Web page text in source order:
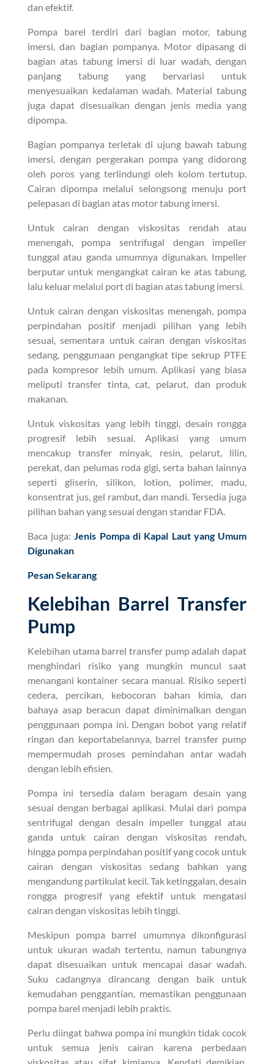
dan efektif.
Pompa barel terdiri dari bagian motor, tabung
imersi, dan bagian pompanya. Motor dipasang di
bagian atas tabung imersi di luar wadah, dengan
panjang tabung yang bervariasi untuk
menyesuaikan kedalaman wadah. Material tabung
juga dapat disesuaikan dengan jenis media yang
dipompa.
Bagian pompanya terletak di ujung bawah tabung
imersi, dengan pergerakan pompa yang didorong
oleh poros yang terlindungi oleh kolom tertutup.
Cairan dipompa melalui selongsong menuju port
pelepasan di bagian atas motor tabung imersi.
Untuk cairan dengan viskositas rendah atau
menengah, pompa sentrifugal dengan impeller
tunggal atau ganda umumnya digunakan. Impeller
berputar untuk mengangkat cairan ke atas tabung,
lalu keluar melalui port di bagian atas tabung imersi.
Untuk cairan dengan viskositas menengah, pompa
perpindahan positif menjadi pilihan yang lebih
sesuai, sementara untuk cairan dengan viskositas
sedang, penggunaan pengangkat tipe sekrup PTFE
pada kompresor lebih umum. Aplikasi yang biasa
meliputi transfer tinta, cat, pelarut, dan produk
makanan.
Untuk viskositas yang lebih tinggi, desain rongga
progresif lebih sesuai. Aplikasi yang umum
mencakup transfer minyak, resin, pelarut, lilin,
perekat, dan pelumas roda gigi, serta bahan lainnya
seperti gliserin, silikon, lotion, polimer, madu,
konsentrat jus, gel rambut, dan mandi. Tersedia juga
pilihan bahan yang sesuai dengan standar FDA.
Baca juga:Jenis Pompa di Kapal Laut yang Umum
Digunakan
Pesan Sekarang
Kelebihan Barrel Transfer
Pump
Kelebihan utama barrel transfer pump adalah dapat
menghindari risiko yang mungkin muncul saat
menangani kontainer secara manual. Risiko seperti
cedera, percikan, kebocoran bahan kimia, dan
bahaya asap beracun dapat diminimalkan dengan
penggunaan pompa ini. Dengan bobot yang relatif
ringan dan keportabelannya, barrel transfer pump
mempermudah proses pemindahan antar wadah
dengan lebih efisien.
Pompa ini tersedia dalam beragam desain yang
sesuai dengan berbagai aplikasi. Mulai dari pompa
sentrifugal dengan desain impeller tunggal atau
ganda untuk cairan dengan viskositas rendah,
hingga pompa perpindahan positif yang cocok untuk
cairan dengan viskositas sedang bahkan yang
mengandung partikulat kecil. Tak ketinggalan, desain
rongga progresif yang efektif untuk mengatasi
cairan dengan viskositas lebih tinggi.
Meskipun pompa barrel umumnya dikonfigurasi
untuk ukuran wadah tertentu, namun tabungnya
dapat disesuaikan untuk mencapai dasar wadah.
Suku cadangnya dirancang dengan baik untuk
kemudahan penggantian, memastikan penggunaan
pompa barel menjadi lebih praktis.
Perlu diingat bahwa pompa ini mungkin tidak cocok
untuk semua jenis cairan karena perbedaan